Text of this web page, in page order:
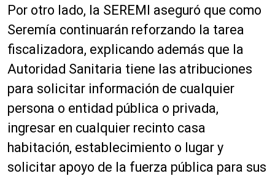
Por otro lado, la SEREMI aseguró que como
Seremía continuarán reforzando la tarea
fiscalizadora, explicando además que la
Autoridad Sanitaria tiene las atribuciones
para solicitar información de cualquier
persona o entidad pública o privada,
ingresar en cualquier recinto casa
habitación, establecimiento o lugar y
solicitar apoyo de la fuerza pública para sus